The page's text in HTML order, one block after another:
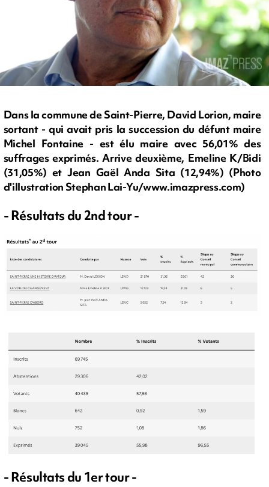
Dans la commune de Saint-Pierre, David Lorion, maire
sortant - qui avait pris la succession du défunt maire
Michel Fontaine - est élu maire avec 56,01% des
suffrages exprimés. Arrive deuxième, Emeline K/Bidi
(31,05%) et Jean Gaël Anda Sita (12,94%) (Photo
d'illustration Stephan Lai-Yu/www.imazpress.com)
- Résultats du 2nd tour -
- Résultats du 1er tour -